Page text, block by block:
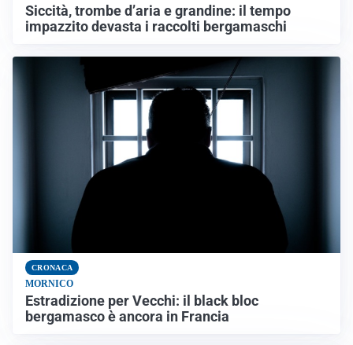
Siccità, trombe d’aria e grandine: il tempo
impazzito devasta i raccolti bergamaschi
CRONACA
MORNICO
Estradizione per Vecchi: il black bloc
bergamasco è ancora in Francia